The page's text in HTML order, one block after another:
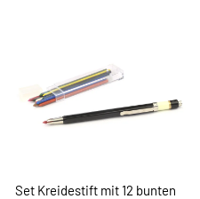
Set Kreidestift mit 12 bunten